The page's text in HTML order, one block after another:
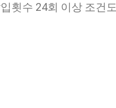
횟수 24회 이상 조건도